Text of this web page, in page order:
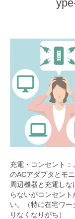
充電・コンセント：
のACアダプタとモニ
周辺機器と充電しな
らないがコンセント
い。（特に在宅ワー
りなくなりがち）